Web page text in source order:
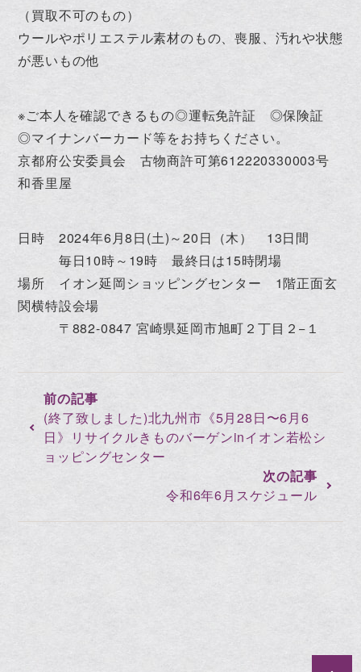
（買取不可のもの）
ウールやポリエステル素材のもの、喪服、汚れや状態
が悪いもの他
※ご本人を確認できるもの◎運転免許証 ◎保険証
◎マイナンバーカード等をお持ちください。
京都府公安委員会 古物商許可第612220330003号
和香里屋
日時 2024年6月8日(土)～20日（木） 13日間
毎日10時～19時 最終日は15時閉場
場所 イオン延岡ショッピングセンター 1階正面玄
関横特設会場
〒882-0847 宮崎県延岡市旭町２丁目２−１
(終了致しました)北九州市《5月28日〜6月6
日》リサイクルきものバーゲンinイオン若松シ
ョッピングセンター
令和6年6月スケジュール